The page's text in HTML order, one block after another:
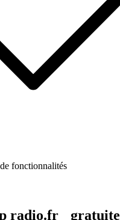
fonctionnalités
radio.fr gratuite